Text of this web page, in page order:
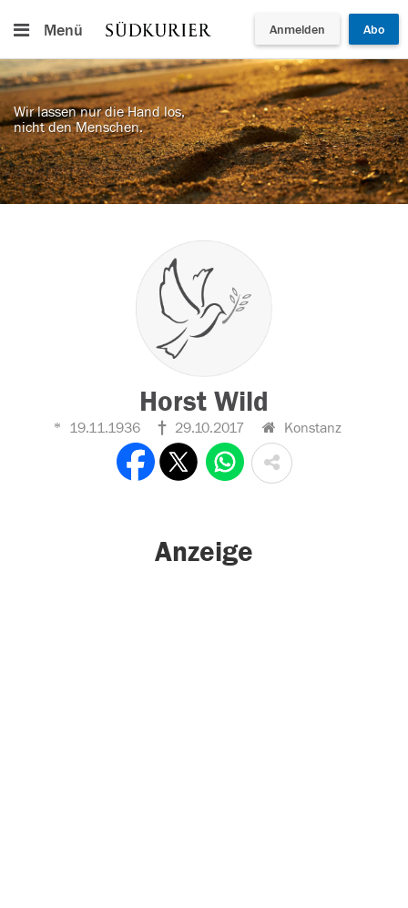
Menü Anmelden Abo
Wir lassen nur die Hand los,
nicht den Menschen.
Horst Wild
19.11.1936 29.10.2017 Konstanz
Anzeige